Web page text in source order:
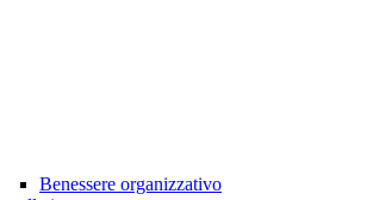
Benessere organizzativo